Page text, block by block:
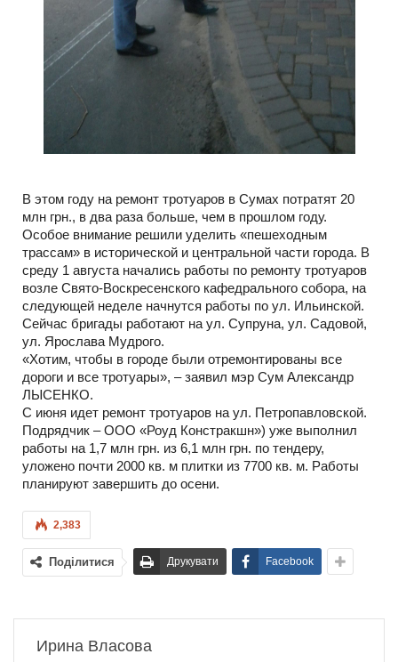
В этом году на ремонт тротуаров в Сумах потратят 20
млн грн., в два раза больше, чем в прошлом году.
Особое внимание решили уделить «пешеходным
трассам» в исторической и центральной части города. В
среду 1 августа начались работы по ремонту тротуаров
возле Свято-Воскресенского кафедрального собора, на
следующей неделе начнутся работы по ул. Ильинской.
Сейчас бригады работают на ул. Супруна, ул. Садовой,
ул. Ярослава Мудрого.
«Хотим, чтобы в городе были отремонтированы все
дороги и все тротуары», – заявил мэр Сум Александр
ЛЫСЕНКО.
С июня идет ремонт тротуаров на ул. Петропавловской.
Подрядчик – ООО «Роуд Констракшн») уже выполнил
работы на 1,7 млн грн. из 6,1 млн грн. по тендеру,
уложено почти 2000 кв. м плитки из 7700 кв. м. Работы
планируют завершить до осени.
2,383
Поділитися Друкувати Facebook
Ирина Власова